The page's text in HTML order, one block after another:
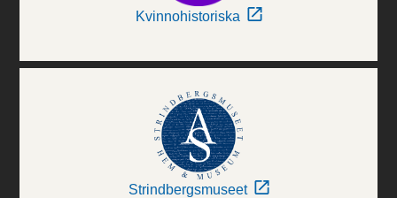
Kvinnohistoriska
Strindbergsmuseet